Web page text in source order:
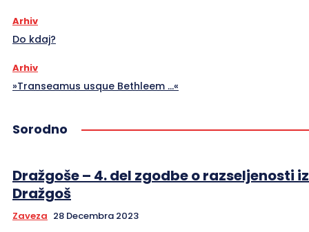
Arhiv
Do kdaj?
Arhiv
»Transeamus usque Bethleem …«
Sorodno
Dražgoše – 4. del zgodbe o razseljenosti iz
Dražgoš
Zaveza 28 Decembra 2023